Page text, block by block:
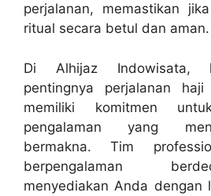
perjalanan, memastikan
ritual secara betul dan aman.
Di Alhijaz Indowisata,
pentingnya perjalanan
memiliki komitmen
pengalaman yang
bermakna. Tim
berpengalaman
menyediakan Anda dengan